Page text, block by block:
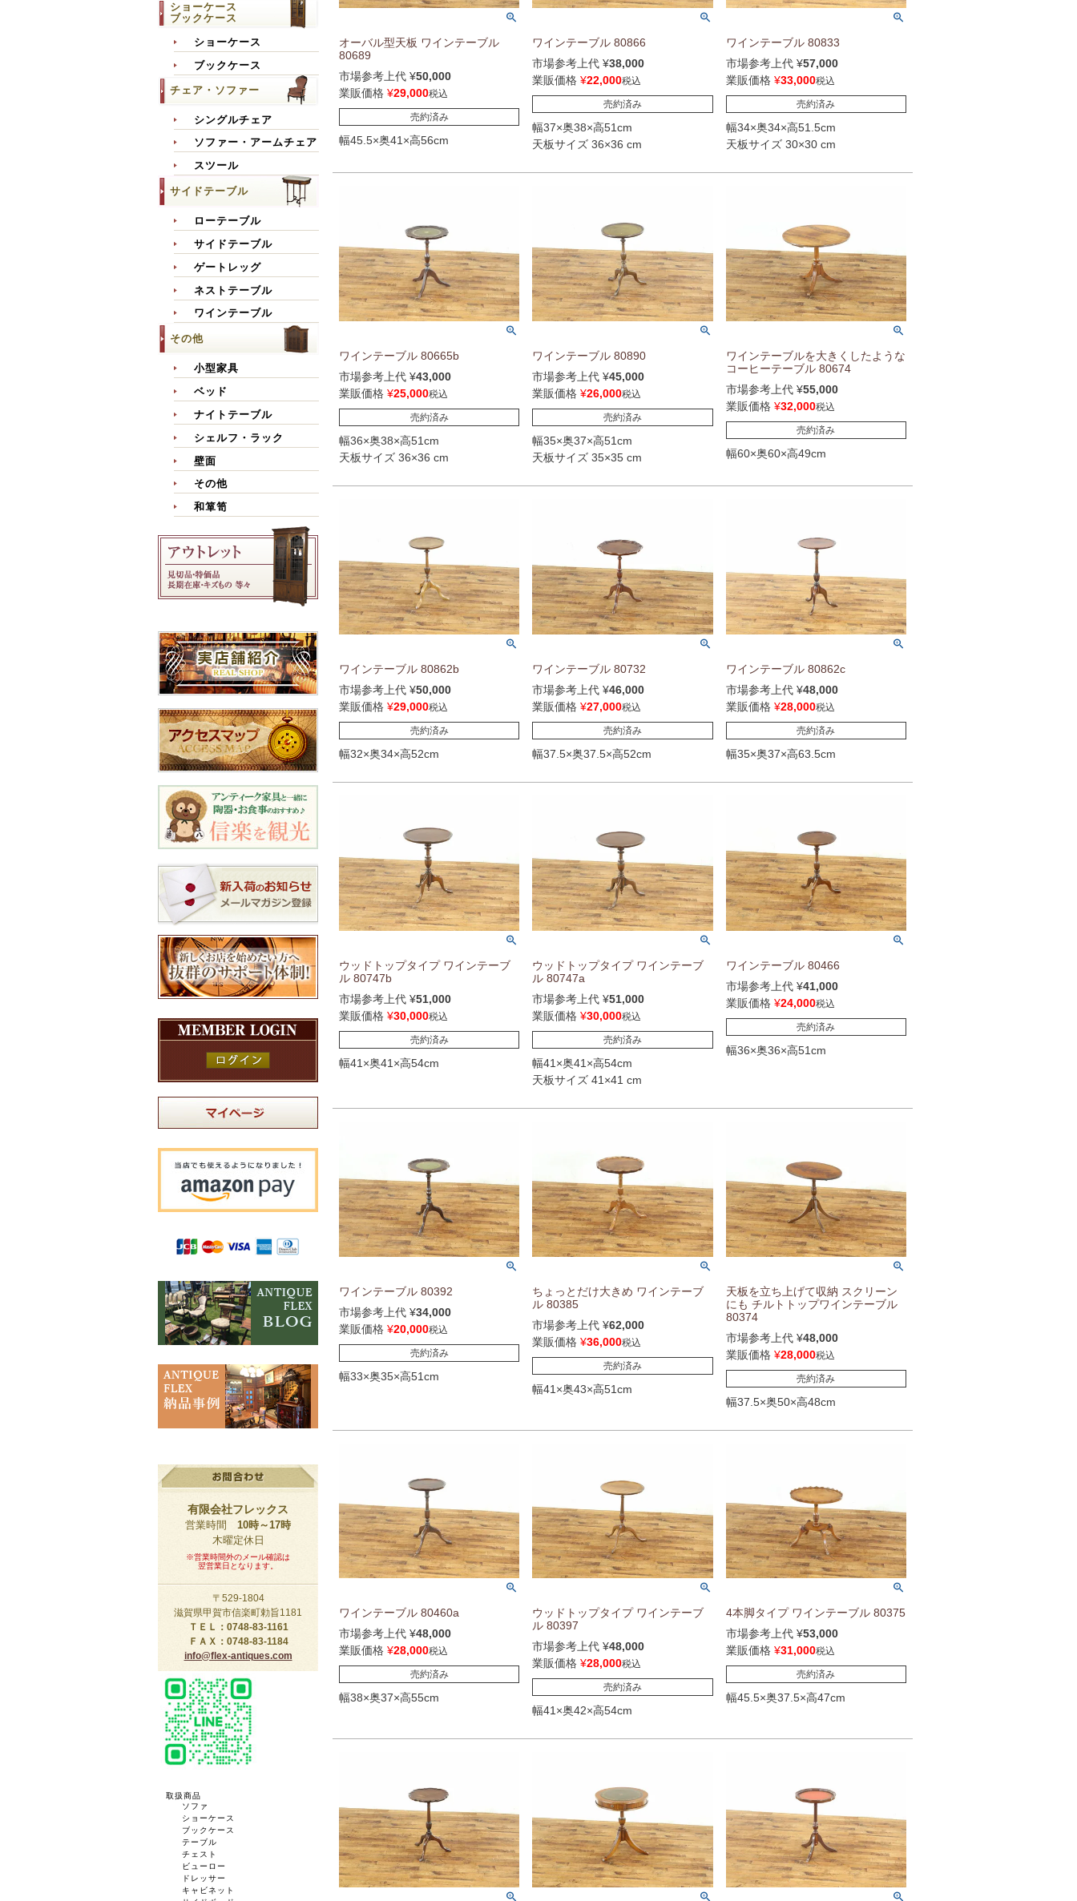
ショーケース
ブックケース
ショーケース
ブックケース
チェア・ソファー
シングルチェア
ソファー・アームチェア
スツール
サイドテーブル
ローテーブル
サイドテーブル
ゲートレッグ
ネストテーブル
ワインテーブル
その他
小型家具
ベッド
ナイトテーブル
シェルフ・ラック
壁面
その他
和箪笥
有限会社フレックス
営業時間 10時～17時
木曜定休日
※営業時間外のメール確認は
翌営業日となります。
〒529-1804
滋賀県甲賀市信楽町勅旨1181
ＴＥＬ：0748-83-1161
ＦＡＸ：0748-83-1184
info@flex-antiques.com
取扱商品
ソファ
ショーケース
ブックケース
テーブル
チェスト
ビューロー
ドレッサー
キャビネット
オーバル型天板 ワインテーブル
80689
市場参考上代 ¥50,000
業販価格 ¥29,000税込
売約済み
幅45.5×奥41×高56cm
ワインテーブル 80866
市場参考上代 ¥38,000
業販価格 ¥22,000税込
売約済み
幅37×奥38×高51cm
天板サイズ 36×36 cm
ワインテーブル 80833
市場参考上代 ¥57,000
業販価格 ¥33,000税込
売約済み
幅34×奥34×高51.5cm
天板サイズ 30×30 cm
ワインテーブル 80665b
市場参考上代 ¥43,000
業販価格 ¥25,000税込
売約済み
幅36×奥38×高51cm
天板サイズ 36×36 cm
ワインテーブル 80890
市場参考上代 ¥45,000
業販価格 ¥26,000税込
売約済み
幅35×奥37×高51cm
天板サイズ 35×35 cm
ワインテーブルを大きくしたような
コーヒーテーブル 80674
市場参考上代 ¥55,000
業販価格 ¥32,000税込
売約済み
幅60×奥60×高49cm
ワインテーブル 80862b
市場参考上代 ¥50,000
業販価格 ¥29,000税込
売約済み
幅32×奥34×高52cm
ワインテーブル 80732
市場参考上代 ¥46,000
業販価格 ¥27,000税込
売約済み
幅37.5×奥37.5×高52cm
ワインテーブル 80862c
市場参考上代 ¥48,000
業販価格 ¥28,000税込
売約済み
幅35×奥37×高63.5cm
ウッドトップタイプ ワインテーブ
ル 80747b
市場参考上代 ¥51,000
業販価格 ¥30,000税込
売約済み
幅41×奥41×高54cm
ウッドトップタイプ ワインテーブ
ル 80747a
市場参考上代 ¥51,000
業販価格 ¥30,000税込
売約済み
幅41×奥41×高54cm
天板サイズ 41×41 cm
ワインテーブル 80466
市場参考上代 ¥41,000
業販価格 ¥24,000税込
売約済み
幅36×奥36×高51cm
ワインテーブル 80392
市場参考上代 ¥34,000
業販価格 ¥20,000税込
売約済み
幅33×奥35×高51cm
ちょっとだけ大きめ ワインテーブ
ル 80385
市場参考上代 ¥62,000
業販価格 ¥36,000税込
売約済み
幅41×奥43×高51cm
天板を立ち上げて収納 スクリーン
にも チルトトップワインテーブル
80374
市場参考上代 ¥48,000
業販価格 ¥28,000税込
売約済み
幅37.5×奥50×高48cm
ワインテーブル 80460a
市場参考上代 ¥48,000
業販価格 ¥28,000税込
売約済み
幅38×奥37×高55cm
ウッドトップタイプ ワインテーブ
ル 80397
市場参考上代 ¥48,000
業販価格 ¥28,000税込
売約済み
幅41×奥42×高54cm
4本脚タイプ ワインテーブル 80375
市場参考上代 ¥53,000
業販価格 ¥31,000税込
売約済み
幅45.5×奥37.5×高47cm